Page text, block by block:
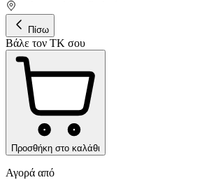
Πίσω
Βάλε τον ΤΚ σου
Προσθήκη στο καλάθι
Αγορά από